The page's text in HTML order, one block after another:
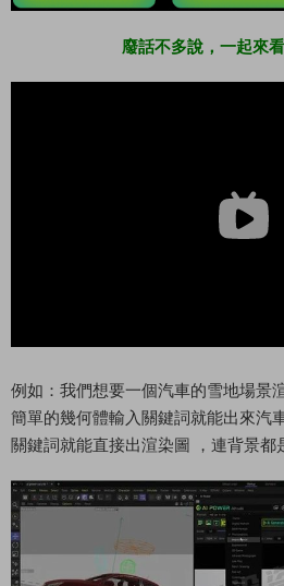
廢話不多說，一起來
例如：我們想要一個汽車的雪地場景
簡單的幾何體輸入關鍵詞就能出來汽
關鍵詞就能直接出渲染圖 ，連背景都